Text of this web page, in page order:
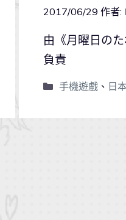
2017/06/29 作者:
由《月曜日の
負責
手機遊戲、 日